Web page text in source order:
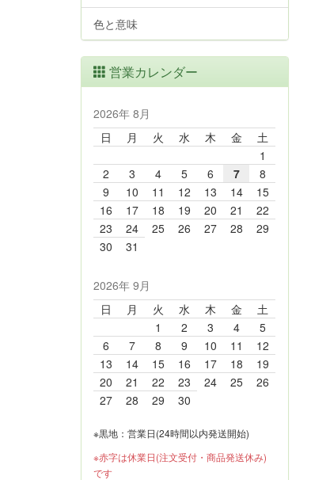
色と意味
営業カレンダー
2026年 8月
日
月 火 水 木 金
土
1
2
3 4 5 6 7
8
9
10 11 12 13 14
15
16
17 18 19 20 21
22
23
24 25 26 27 28
29
30
31
2026年 9月
日
月 火 水 木 金
土
1
2 3 4
5
6
7 8 9 10 11
12
13
14 15 16 17 18
19
20
21 22 23 24 25
26
27
28 29 30
※黒地：営業日(24時間以内発送開始)
※赤字は休業日(注文受付・商品発送休み)
です